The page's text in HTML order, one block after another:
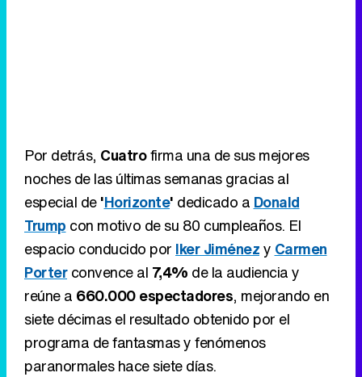
Por detrás, Cuatrofirma una de sus mejores
noches de las últimas semanas gracias al
especial de'Horizonte' dedicado a Donald
Trump con motivo de su 80 cumpleaños. El
espacio conducido por Iker Jiménezy Carmen
Porterconvence al 7,4% de la audiencia y
reúne a 660.000 espectadores, mejorando en
siete décimas el resultado obtenido por el
programa de fantasmas y fenómenos
paranormales hace siete días.